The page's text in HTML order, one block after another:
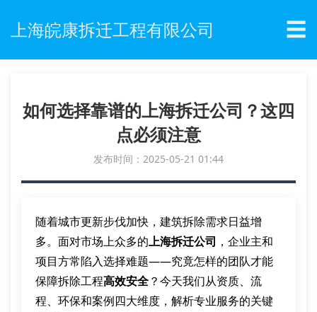
上海皖康拆迁工程有限公司 ☰
如何选择靠谱的上海拆迁公司？这四
点必须注意
发布时间：2025-05-21 01:44
随着城市更新步伐加快，建筑拆除需求日益增
多。面对市场上众多的上海拆迁公司 ，企业主和
项目方常陷入选择难题——究竟怎样的团队才能
保障拆除工程高效安全？今天我们从资质、流
程、环保和案例四大维度，解析专业服务的关键